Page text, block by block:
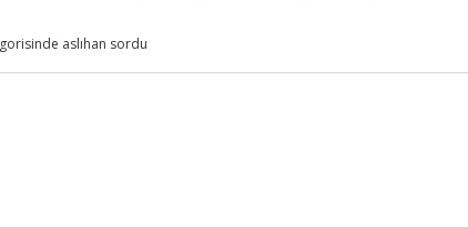
aslıhan sordu